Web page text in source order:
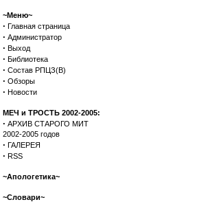
~Меню~
· Главная страница
· Администратор
· Выход
· Библиотека
· Состав РПЦЗ(В)
· Обзоры
· Новости
МЕЧ и ТРОСТЬ 2002-2005:
· АРХИВ СТАРОГО МИТ
2002-2005 годов
· ГАЛЕРЕЯ
· RSS
~Апологетика~
~Словари~